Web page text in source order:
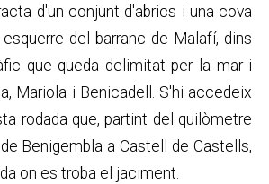
d'un conjunt d'abrics i una cova
del barranc de Malafí, dins
que queda delimitat per la mar i
Mariola i Benicadell. S'hi accedeix
rodada que, partint del quilòmetre
Benigembla a Castell de Castells,
on es troba el jaciment.